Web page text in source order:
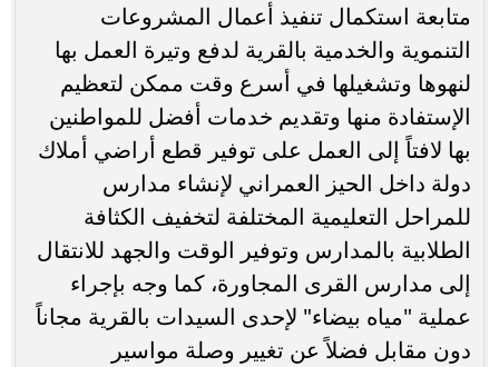
متابعة استكمال تنفيذ أعمال المشروعات
التنموية والخدمية بالقرية لدفع وتيرة العمل بها
لنهوها وتشغيلها في أسرع وقت ممكن لتعظيم
الإستفادة منها وتقديم خدمات أفضل للمواطنين
بها لافتاً إلى العمل على توفير قطع أراضي أملاك
دولة داخل الحيز العمراني لإنشاء مدارس
للمراحل التعليمية المختلفة لتخفيف الكثافة
الطلابية بالمدارس وتوفير الوقت والجهد للانتقال
إلى مدارس القرى المجاورة، كما وجه بإجراء
عملية "مياه بيضاء" لإحدى السيدات بالقرية مجاناً
دون مقابل فضلاً عن تغيير وصلة مواسير